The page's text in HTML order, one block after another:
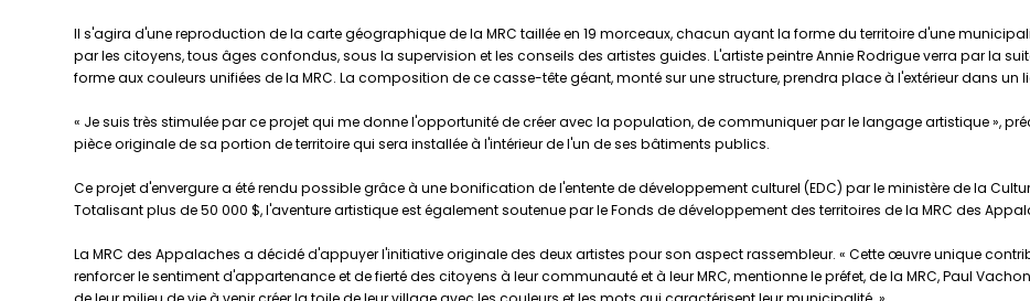
Il s'agira d'une reproduction de la carte géographique de la MRC taillée en 19 morceaux, chacun ayant la forme du territoire d'une
par les citoyens, tous âges confondus, sous la supervision et les conseils des artistes guides. L'artiste peintre Annie Rodrigue verra par la
forme aux couleurs unifiées de la MRC. La composition de ce casse-tête géant, monté sur une structure, prendra place à l'extérieur dans un
« Je suis très stimulée par ce projet qui me donne l'opportunité de créer avec la population, de communiquer par le langage artistique »,
pièce originale de sa portion de territoire qui sera installée à l'intérieur de l'un de ses bâtiments publics.
Ce projet d'envergure a été rendu possible grâce à une bonification de l'entente de développement culturel (EDC) par le ministère de la
Totalisant plus de 50 000 $, l'aventure artistique est également soutenue par le Fonds de développement des territoires de la MRC des
La MRC des Appalaches a décidé d'appuyer l'initiative originale des deux artistes pour son aspect rassembleur. « Cette œuvre unique
renforcer le sentiment d'appartenance et de fierté des citoyens à leur communauté et à leur MRC, mentionne le préfet, de la MRC, Paul